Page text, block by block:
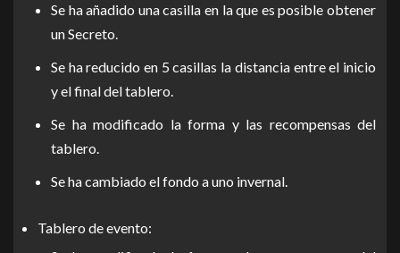
Se ha añadido una casilla en la que es posible obtener
un Secreto.
Se ha reducido en 5 casillas la distancia entre el inicio
y el final del tablero.
Se ha modificado la forma y las recompensas del
tablero.
Se ha cambiado el fondo a uno invernal.
Tablero de evento: